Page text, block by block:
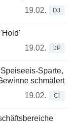
19.02.
DJ
19.02.
DP
Sparte,
schmälert
19.02.
CI